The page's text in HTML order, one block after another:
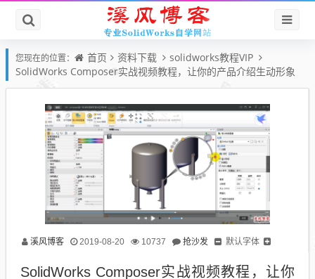
您现在的位置： 首页 资料下载
solidworks教程VIP
SolidWorks Composer实战视频教程，让你的产品介绍生动形象
溪风博客 2019-08-20 10737 抢沙发 默认字体
SolidWorks Composer实战视频教程，让你